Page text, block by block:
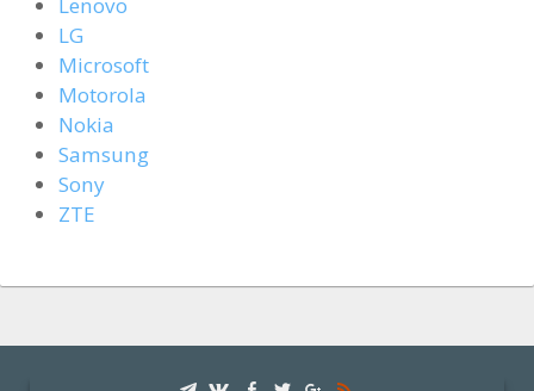
Lenovo
LG
Microsoft
Motorola
Nokia
Samsung
Sony
ZTE